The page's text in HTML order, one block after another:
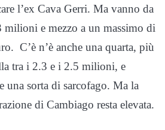
l’ex Cava Gerri. Ma vanno da
e mezzo a un massimo di
C’è n’è anche una quarta, più
tra i 2.3 e i 2.5 milioni, e
una sorta di sarcofago. Ma la
di Cambiago resta elevata.